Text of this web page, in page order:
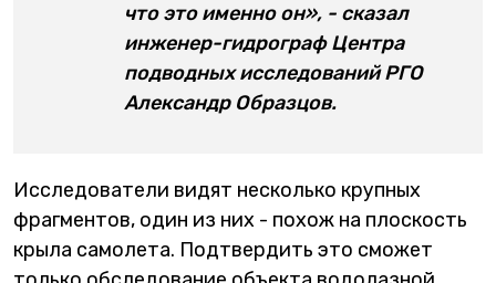
что это именно он», - сказал
инженер-гидрограф Центра
подводных исследований РГО
Александр Образцов.
Исследователи видят несколько крупных
фрагментов, один из них - похож на плоскость
крыла самолета. Подтвердить это сможет